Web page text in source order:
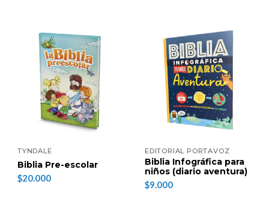
TYNDALE
Biblia Pre-escolar
$20.000
EDITORIAL PORTAVOZ
Biblia Infográfica para
niños (diario aventura)
$9.000